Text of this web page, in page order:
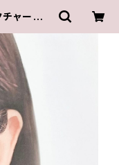
ャーム＆
谷奏音プ
品～